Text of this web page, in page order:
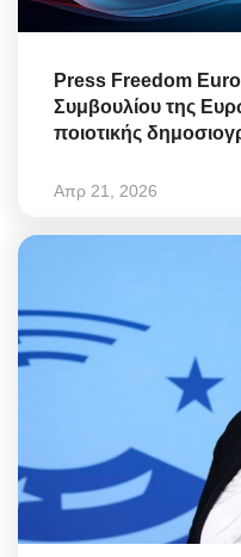
Press Freedom
Συμβουλίου της
ποιοτικής
Απρ 21, 2026